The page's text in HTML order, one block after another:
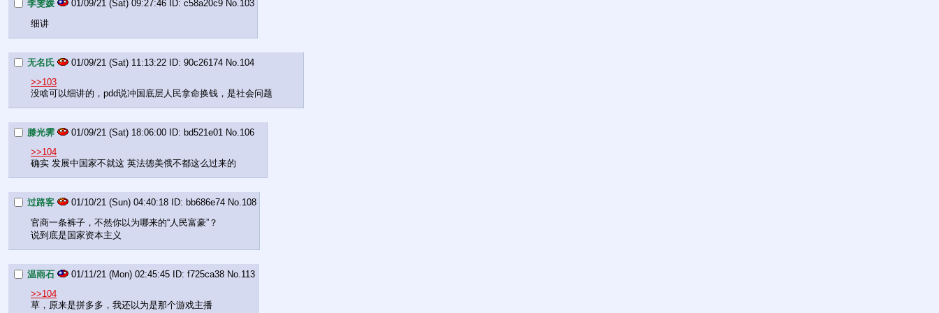
李雯媛 01/09/21 (Sat) 09:27:46 c58a20c9 No. 103
细讲
无名氏 01/09/21 (Sat) 11:13:22 90c26174 No. 104
>>103
没啥可以细讲的，pdd说冲国底层人民拿命换钱，是社会问题
滕光霁 01/09/21 (Sat) 18:06:00 bd521e01 No. 106
>>104
确实 发展中国家不就这 英法德美俄不都这么过来的
过路客 01/10/21 (Sun) 04:40:18 bb686e74 No. 108
官商一条裤子，不然你以为哪来的“人民富豪”？
说到底是国家资本主义
温雨石 01/11/21 (Mon) 02:45:45 f725ca38 No. 113
>>104
草，原来是拼多多，我还以为是那个游戏主播